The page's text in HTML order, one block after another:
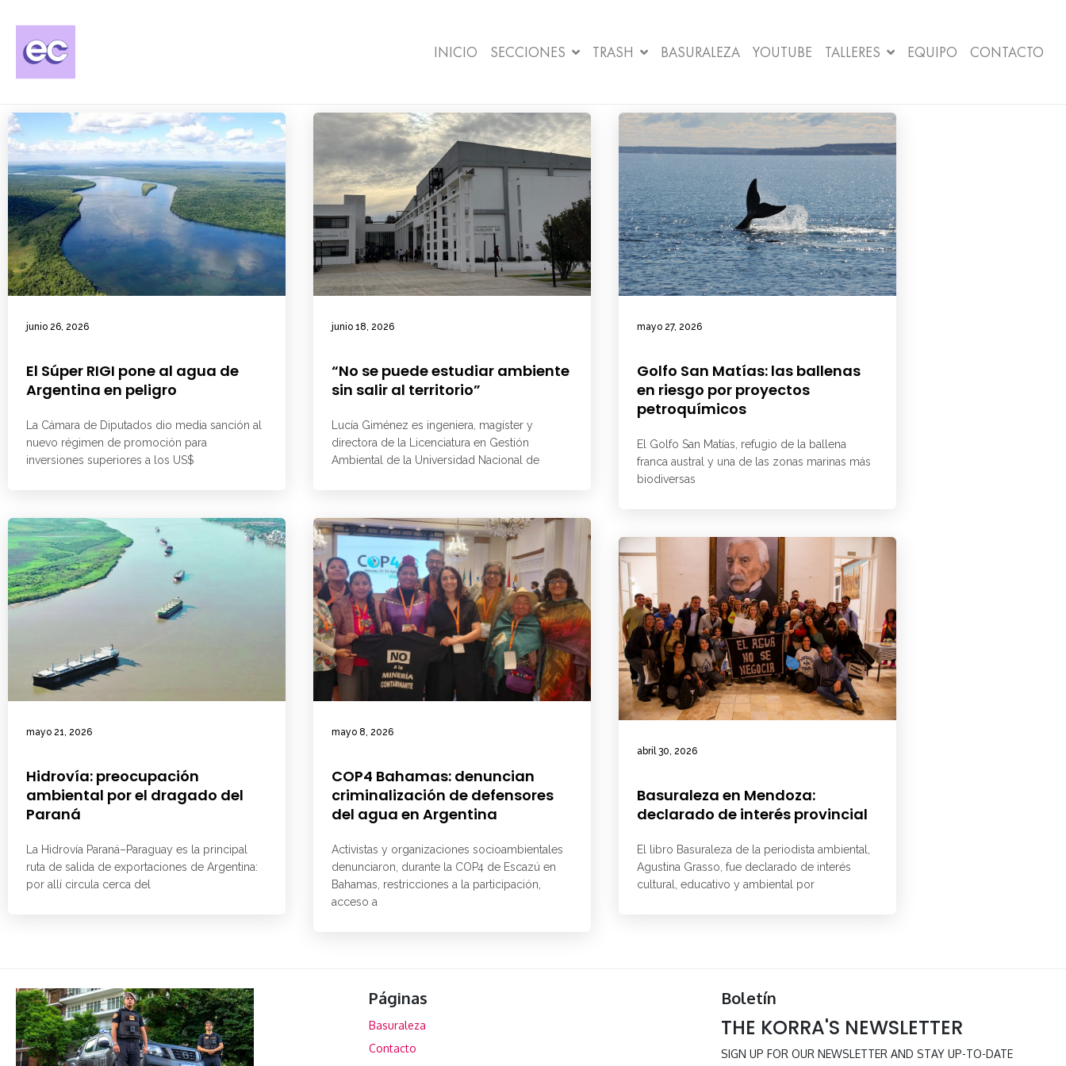
INICIO SECCIONES TRASH BASURALEZA YOUTUBE TALLERES EQUIPO CONTACTO
junio 26, 2026
El Súper RIGI pone al agua de
Argentina en peligro
La Cámara de Diputados dio media sanción al
nuevo régimen de promoción para
inversiones superiores a los US$
junio 18, 2026
“No se puede estudiar ambiente
sin salir al territorio”
Lucía Giménez es ingeniera, magíster y
directora de la Licenciatura en Gestión
Ambiental de la Universidad Nacional de
mayo 27, 2026
Golfo San Matías: las ballenas
en riesgo por proyectos
petroquímicos
El Golfo San Matías, refugio de la ballena
franca austral y una de las zonas marinas más
biodiversas
mayo 21, 2026
Hidrovía: preocupación
ambiental por el dragado del
Paraná
La Hidrovía Paraná–Paraguay es la principal
ruta de salida de exportaciones de Argentina:
por allí circula cerca del
mayo 8, 2026
COP4 Bahamas: denuncian
criminalización de defensores
del agua en Argentina
Activistas y organizaciones socioambientales
denunciaron, durante la COP4 de Escazú en
Bahamas, restricciones a la participación,
acceso a
abril 30, 2026
Basuraleza en Mendoza:
declarado de interés provincial
El libro Basuraleza de la periodista ambiental,
Agustina Grasso, fue declarado de interés
cultural, educativo y ambiental por
Páginas
Basuraleza
Contacto
Boletín
THE KORRA'S NEWSLETTER
SIGN UP FOR OUR NEWSLETTER AND STAY UP-TO-DATE